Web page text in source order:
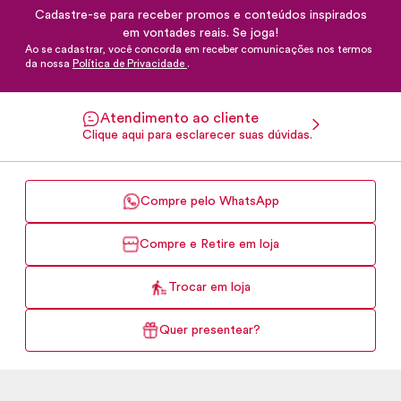
Cadastre-se para receber promos e conteúdos inspirados
em vontades reais. Se joga!
Ao se cadastrar, você concorda em receber comunicações nos termos
da nossa Política de Privacidade .
Atendimento ao cliente
Clique aqui para esclarecer suas dúvidas.
Compre pelo WhatsApp
Compre e Retire em loja
Trocar em loja
Quer presentear?